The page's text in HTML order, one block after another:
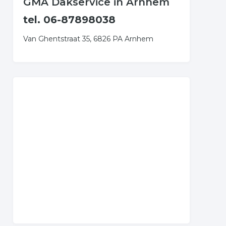
tel. 06-87898038
Van Ghentstraat 35, 6826 PA Arnhem